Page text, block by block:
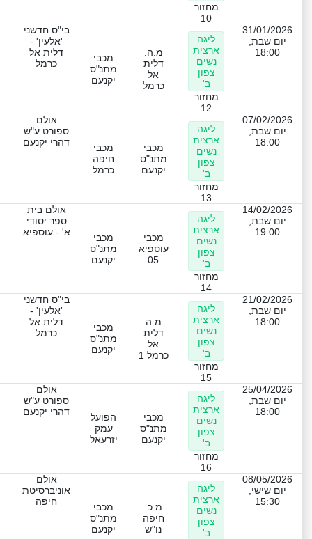
מחזור
10
31/01/2026
יום שבת,
18:00
ליגה
ארצית
נשים
צפון
ב'
מחזור
12
מ.ה.
דלית
אל
כרמל
מכבי
מתנ"ס
יקנעם
בי"ס חדשני
'אלעין' -
דלית אל
כרמל
07/02/2026
יום שבת,
18:00
ליגה
ארצית
נשים
צפון
ב'
מחזור
13
מכבי
מתנ"ס
יקנעם
מכבי
חיפה
כרמל
אולם
ספורט ע"ש
דהרי יקנעם
14/02/2026
יום שבת,
19:00
ליגה
ארצית
נשים
צפון
ב'
מחזור
14
מכבי
עוספיא
05
מכבי
מתנ"ס
יקנעם
אולם בית
ספר יסודי
א' - עוספיא
21/02/2026
יום שבת,
18:00
ליגה
ארצית
נשים
צפון
ב'
מחזור
15
מ.ה
דלית
אל
כרמל 1
מכבי
מתנ"ס
יקנעם
בי"ס חדשני
'אלעין' -
דלית אל
כרמל
25/04/2026
יום שבת,
18:00
ליגה
ארצית
נשים
צפון
ב'
מחזור
16
מכבי
מתנ"ס
יקנעם
הפועל
עמק
יזרעאל
אולם
ספורט ע"ש
דהרי יקנעם
08/05/2026
יום שישי,
15:30
ליגה
ארצית
נשים
צפון
ב'
מ.כ.
חיפה
נו"ש
מכבי
מתנ"ס
יקנעם
אולם
אוניברסיטת
חיפה